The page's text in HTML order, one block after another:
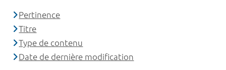
Pertinence
Titre
Type de contenu
Date de dernière modification